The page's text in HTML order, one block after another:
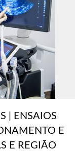
| ENSAIOS
E
E REGIÃO